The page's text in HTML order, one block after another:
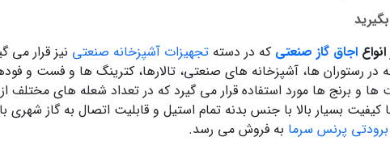
انواع اجاق گاز صنعتی که در دسته تجهیزات آشپزخانه صنعتی نیز قرار می
در رستوران ها، آشپزخانه های صنعتی، تالارها، کترینگ ها و فست و
کیفیت بسیار بالا با جنس بدنه تمام استیل و قابلیت اتصال به گاز
پرنس سرما به فروش می رسد.